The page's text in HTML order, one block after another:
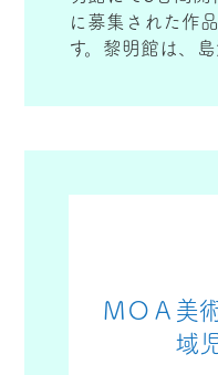
に募集された作
す。黎明館は、
で、子供たちの
ＭＯＡ美
域